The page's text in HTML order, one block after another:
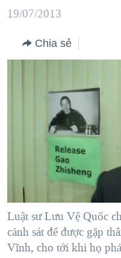
chính
hướng
DIỄN ĐÀN
TỰ DO BÁO CHÍ
VẠCH TRẦN TIN GIẢ
NGƯỜI VIỆT HẢI NGOẠI
ĐỜI SỐNG
KHOA HỌC
SỨC KHOẺ
CHUYÊN ĐỀ
CHIẾN TRANH
HÀNH TRÌNH BẦU CỬ
MỘT NĂM CHIẾN
GIẢI MÃ VÀNH ĐAI &
TRỊNH VĨNH BÌNH -
GROUND ZERO – XƯA
HỌC TIẾNG ANH
MẠNG XÃ HỘI
Ngôn ngữ khác
19/07/2013
Chia sẻ
Luật sư Lưu Vệ Quốc
cảnh sát để được gặp
Vĩnh, cho tới khi họ